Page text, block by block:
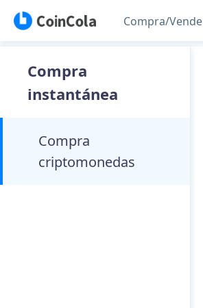
Compra/Vende
Compra
instantánea
Compra
criptomonedas